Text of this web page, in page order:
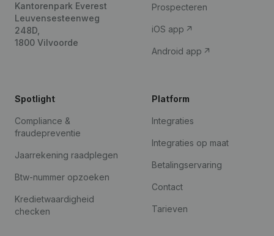
Kantorenpark Everest
Leuvensesteenweg
248D,
1800 Vilvoorde
Prospecteren
iOS app
Android app
Spotlight
Compliance &
fraudepreventie
Jaarrekening raadplegen
Btw-nummer opzoeken
Kredietwaardigheid
checken
Platform
Integraties
Integraties op maat
Betalingservaring
Contact
Tarieven